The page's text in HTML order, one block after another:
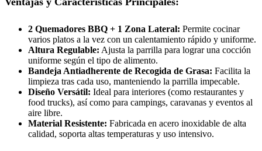
2 Quemadores BBQ + 1 Zona Lateral: Permite cocinar
varios platos a la vez con un calentamiento rápido y uniforme.
Altura Regulable: Ajusta la parrilla para lograr una cocción
uniforme según el tipo de alimento.
Bandeja Antiadherente de Recogida de Grasa: Facilita la
limpieza tras cada uso, manteniendo la parrilla impecable.
Diseño Versátil: Ideal para interiores (como restaurantes y
food trucks), así como para campings, caravanas y eventos al
aire libre.
Material Resistente: Fabricada en acero inoxidable de alta
calidad, soporta altas temperaturas y uso intensivo.